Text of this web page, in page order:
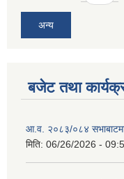
अन्य
बजेट तथा
आ.व. २०८३/०८४
मिति: 06/26/2026 -